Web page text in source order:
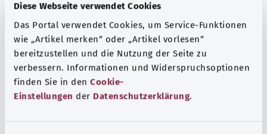
Diese Webseite verwendet Cookies
Das Portal verwendet Cookies, um Service-Funktionen
wie „Artikel merken“ oder „Artikel vorlesen“
bereitzustellen und die Nutzung der Seite zu
verbessern. Informationen und Widerspruchsoptionen
finden Sie in den Cookie-
Einstellungen der Datenschutzerklärung.